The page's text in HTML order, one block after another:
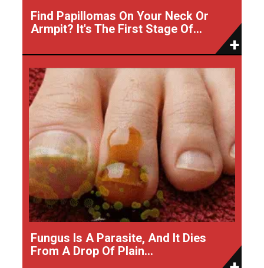
Find Papillomas On Your Neck Or
Armpit? It's The First Stage Of...
Fungus Is A Parasite, And It Dies
From A Drop Of Plain...